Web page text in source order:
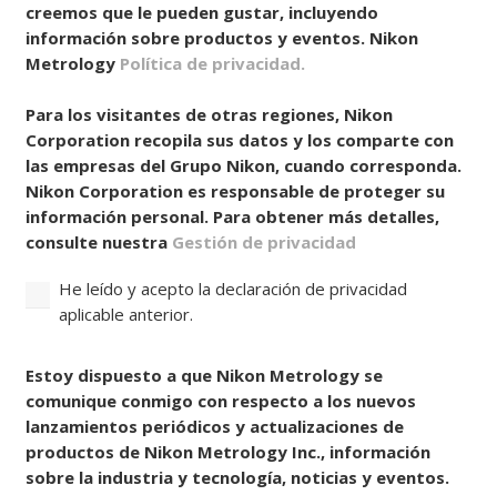
creemos que le pueden gustar, incluyendo
información sobre productos y eventos. Nikon
Metrology Política de privacidad.
Para los visitantes de otras regiones, Nikon
Corporation recopila sus datos y los comparte con
las empresas del Grupo Nikon, cuando corresponda.
Nikon Corporation es responsable de proteger su
información personal. Para obtener más detalles,
consulte nuestra Gestión de privacidad
He leído y acepto la declaración de privacidad
aplicable anterior.
Estoy dispuesto a que Nikon Metrology se
comunique conmigo con respecto a los nuevos
lanzamientos periódicos y actualizaciones de
productos de Nikon Metrology Inc., información
sobre la industria y tecnología, noticias y eventos.